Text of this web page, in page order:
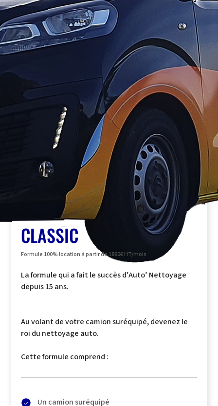
CLASSIC
Formule 100% location à partir de 1890€ HT/mois
La formule qui a fait le succès d’Auto’ Nettoyage
depuis 15 ans.
Au volant de votre camion suréquipé, devenez le
roi du nettoyage auto.
Cette formule comprend :
Un camion suréquipé